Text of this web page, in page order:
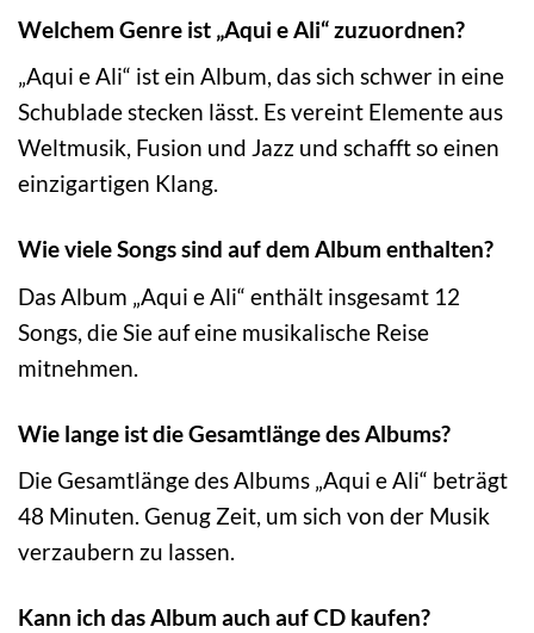
Welchem Genre ist „Aqui e Ali“ zuzuordnen?
„Aqui e Ali“ ist ein Album, das sich schwer in eine
Schublade stecken lässt. Es vereint Elemente aus
Weltmusik, Fusion und Jazz und schafft so einen
einzigartigen Klang.
Wie viele Songs sind auf dem Album enthalten?
Das Album „Aqui e Ali“ enthält insgesamt 12
Songs, die Sie auf eine musikalische Reise
mitnehmen.
Wie lange ist die Gesamtlänge des Albums?
Die Gesamtlänge des Albums „Aqui e Ali“ beträgt
48 Minuten. Genug Zeit, um sich von der Musik
verzaubern zu lassen.
Kann ich das Album auch auf CD kaufen?